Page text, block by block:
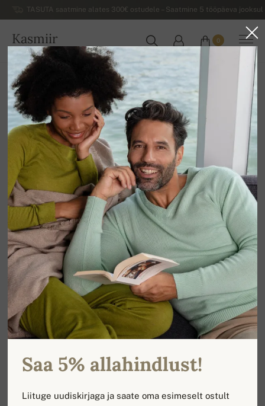
TASUTA saatmine alates 300€ ostudele – Saatmine 5 tööpäeva
Kasmiir
EESTI
0
Koju NAISTE SVIITRID
Saa 5% allahindlust!
Liituge uudiskirjaga ja saate oma esimeselt ostult